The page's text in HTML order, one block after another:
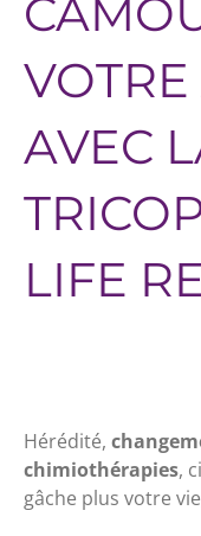
AVEC
LIFE
Hérédité,
chimiothérapies,
gâche plus votre